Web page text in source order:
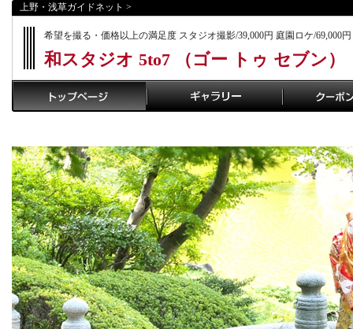
上野・浅草ガイドネット >
希望を撮る・価格以上の満足度 スタジオ撮影/39,000円 庭園ロケ/69,000円
和スタジオ 5to7 （ゴー トゥ セブン）